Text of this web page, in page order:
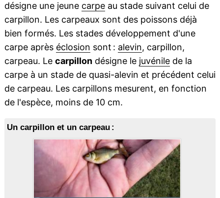
désigne une jeune carpeau stade suivant celui de
carpillon. Les carpeaux sont des poissons déjà
bien formés. Les stades développement d'une
carpe après éclosion sont : alevin, carpillon,
carpeau. Le carpillondésigne le juvénilede la
carpe à un stade de quasi-alevin et précédent celui
de carpeau. Les carpillons mesurent, en fonction
de l'espèce, moins de 10 cm.
Un carpillon et un carpeau :